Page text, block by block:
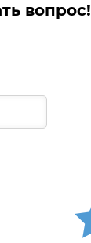
вопрос!